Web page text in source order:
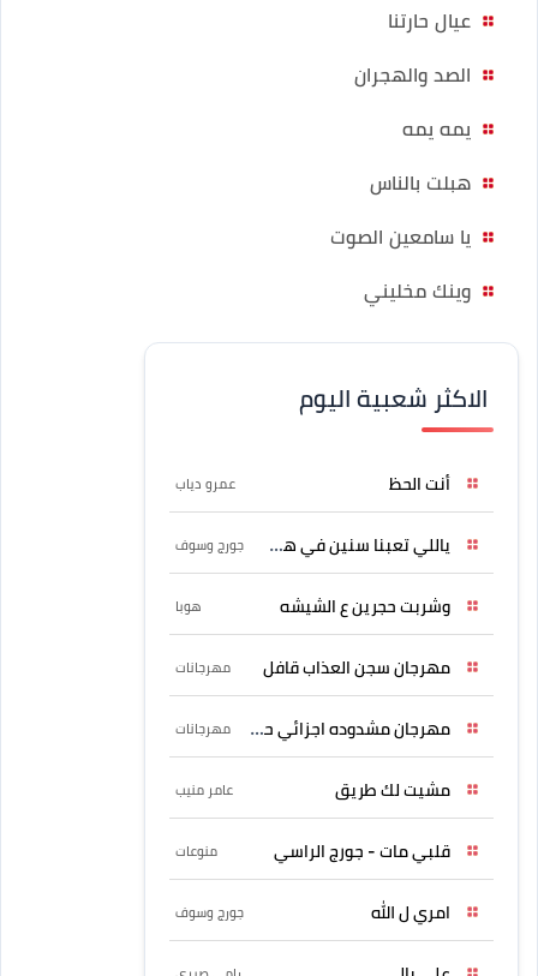
عيال حارتنا
الصد والهجران
يمه يمه
هبلت بالناس
يا سامعين الصوت
وينك مخليني
الاكثر شعبية اليوم
أنت الحظ عمرو دياب
ياللي تعبنا سنين في هواه جورج وسوف
وشربت حجرين ع الشيشه هوبا
مهرجان سجن العذاب قافل مهرجانات
مهرجان مشدوده اجزائي حربونى مهرجانات
مشيت لك طريق عامر منيب
قلبي مات - جورج الراسي منوعات
امري ل الله جورج وسوف